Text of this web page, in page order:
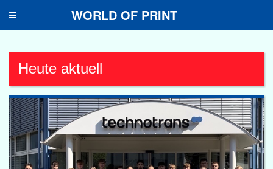
Toggle
WORLD OF PRINT
Heute aktuell